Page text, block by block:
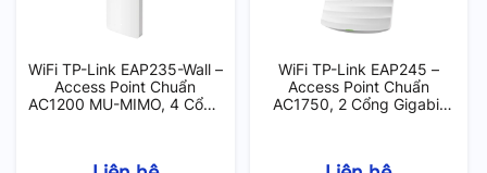
WiFi TP-Link EAP235-Wall –
Access Point Chuẩn
AC1200 MU-MIMO, 4 Cổng
WiFi TP-Link EAP245 –
Access Point Chuẩn
AC1750, 2 Cổng Gigabit